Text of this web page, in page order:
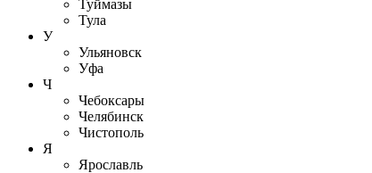
Туймазы
Тула
У
Ульяновск
Уфа
Ч
Чебоксары
Челябинск
Чистополь
Я
Ярославль